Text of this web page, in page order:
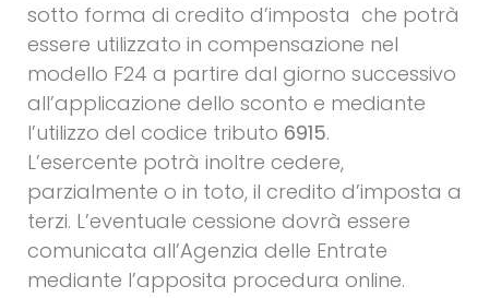
sotto forma di credito d’imposta che potrà
essere utilizzato in compensazione nel
modello F24 a partire dal giorno successivo
all’applicazione dello sconto e mediante
l’utilizzo del codice tributo 6915.
L’esercente potrà inoltre cedere,
parzialmente o in toto, il credito d’imposta a
terzi. L’eventuale cessione dovrà essere
comunicata all’Agenzia delle Entrate
mediante l’apposita procedura online.